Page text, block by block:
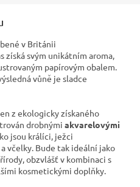
v Británii
získá svým unikátním aroma,
papírovým obalem.
vůně je sladce
z ekologicky získaného
drobnými akvarelovými
jsou králíci, ježci
včelky. Bude tak ideální jako
obzvlášť v kombinaci s
kosmetickými doplňky.